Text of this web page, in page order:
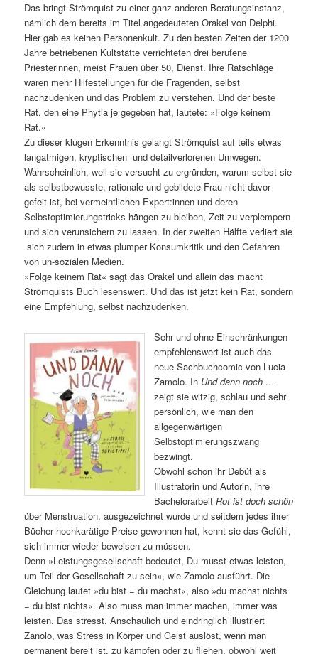
Das bringt Strömquist zu einer ganz anderen Beratungsinstanz,
nämlich dem bereits im Titel angedeuteten Orakel von Delphi.
Hier gab es keinen Personenkult. Zu den besten Zeiten der 1200
Jahre betriebenen Kultstätte verrichteten drei berufene
Priesterinnen, meist Frauen über 50, Dienst. Ihre Ratschläge
waren mehr Hilfestellungen für die Fragenden, selbst
nachzudenken und das Problem zu verstehen. Und der beste
Rat, den eine Phytia je gegeben hat, lautete: »Folge keinem
Rat.«
Zu dieser klugen Erkenntnis gelangt Strömquist auf teils etwas
langatmigen, kryptischen und detailverlorenen Umwegen.
Wahrscheinlich, weil sie versucht zu ergründen, warum selbst sie
als selbstbewusste, rationale und gebildete Frau nicht davor
gefeit ist, bei vermeintlichen Expert:innen und deren
Selbstoptimierungstricks hängen zu bleiben, Zeit zu verplempern
und sich verunsichern zu lassen. In der zweiten Hälfte verliert sie
sich zudem in etwas plumper Konsumkritik und den Gefahren
von un-sozialen Medien.
»Folge keinem Rat« sagt das Orakel und allein das macht
Strömquists Buch lesenswert. Und das ist jetzt kein Rat, sondern
eine Empfehlung, selbst nachzudenken.
Sehr und ohne Einschränkungen
empfehlenswert ist auch das
neue Sachbuchcomic von Lucia
Zamolo. In Und dann noch …
zeigt sie witzig, schlau und sehr
persönlich, wie man den
allgegenwärtigen
Selbstoptimierungszwang
bezwingt.
Obwohl schon ihr Debüt als
Illustratorin und Autorin, ihre
BachelorarbeitRot ist doch schön
über Menstruation, ausgezeichnet wurde und seitdem jedes ihrer
Bücher hochkarätige Preise gewonnen hat, kennt sie das Gefühl,
sich immer wieder beweisen zu müssen.
Denn »Leistungsgesellschaft bedeutet, Du musst etwas leisten,
um Teil der Gesellschaft zu sein«, wie Zamolo ausführt. Die
Gleichung lautet »du bist = du machst«, also »du machst nichts
= du bist nichts«. Also muss man immer machen, immer was
leisten. Das stresst. Anschaulich und eindringlich illustriert
Zanolo, was Stress in Körper und Geist auslöst, wenn man
permanent bereit ist, zu kämpfen oder zu fliehen, obwohl weit